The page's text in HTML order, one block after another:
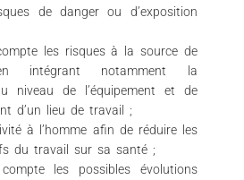
de danger ou d’exposition
les risques à la source de
intégrant notamment la
niveau de l’équipement et de
d’un lieu de travail ;
à l’homme afin de réduire les
du travail sur sa santé ;
les possibles évolutions